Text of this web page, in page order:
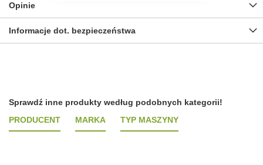
Opinie
Informacje dot. bezpieczeństwa
Sprawdź inne produkty według podobnych kategorii!
PRODUCENT
MARKA TYP MASZYNY